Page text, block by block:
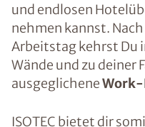
und endlosen
nehmen kannst.
Arbeitstag kehrst Du
Wände und zu deiner
ausgeglichene
ISOTEC bietet dir